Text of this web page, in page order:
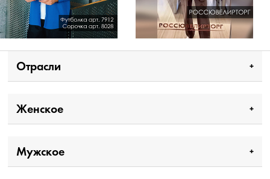
Отрасли
Женское
Мужское